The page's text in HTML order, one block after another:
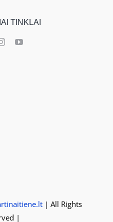
TINKLAI
| All Rights
|